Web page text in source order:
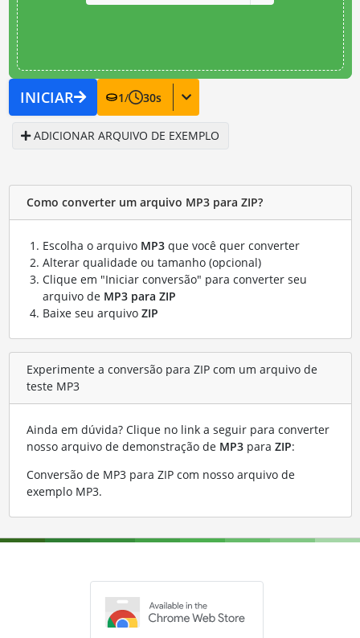
INICIAR 1/ 30s
ADICIONAR ARQUIVO DE EXEMPLO
Como converter um arquivo MP3 para ZIP?
Escolha o arquivo MP3que você quer converter
Alterar qualidade ou tamanho (opcional)
Clique em "Iniciar conversão" para converter seu
arquivo de MP3 para ZIP
Baixe seu arquivo ZIP
Experimente a conversão para ZIP com um arquivo de
teste MP3
Ainda em dúvida? Clique no link a seguir para converter
nosso arquivo de demonstração de MP3para ZIP:
Conversão de MP3 para ZIP com nosso arquivo de
exemplo MP3.